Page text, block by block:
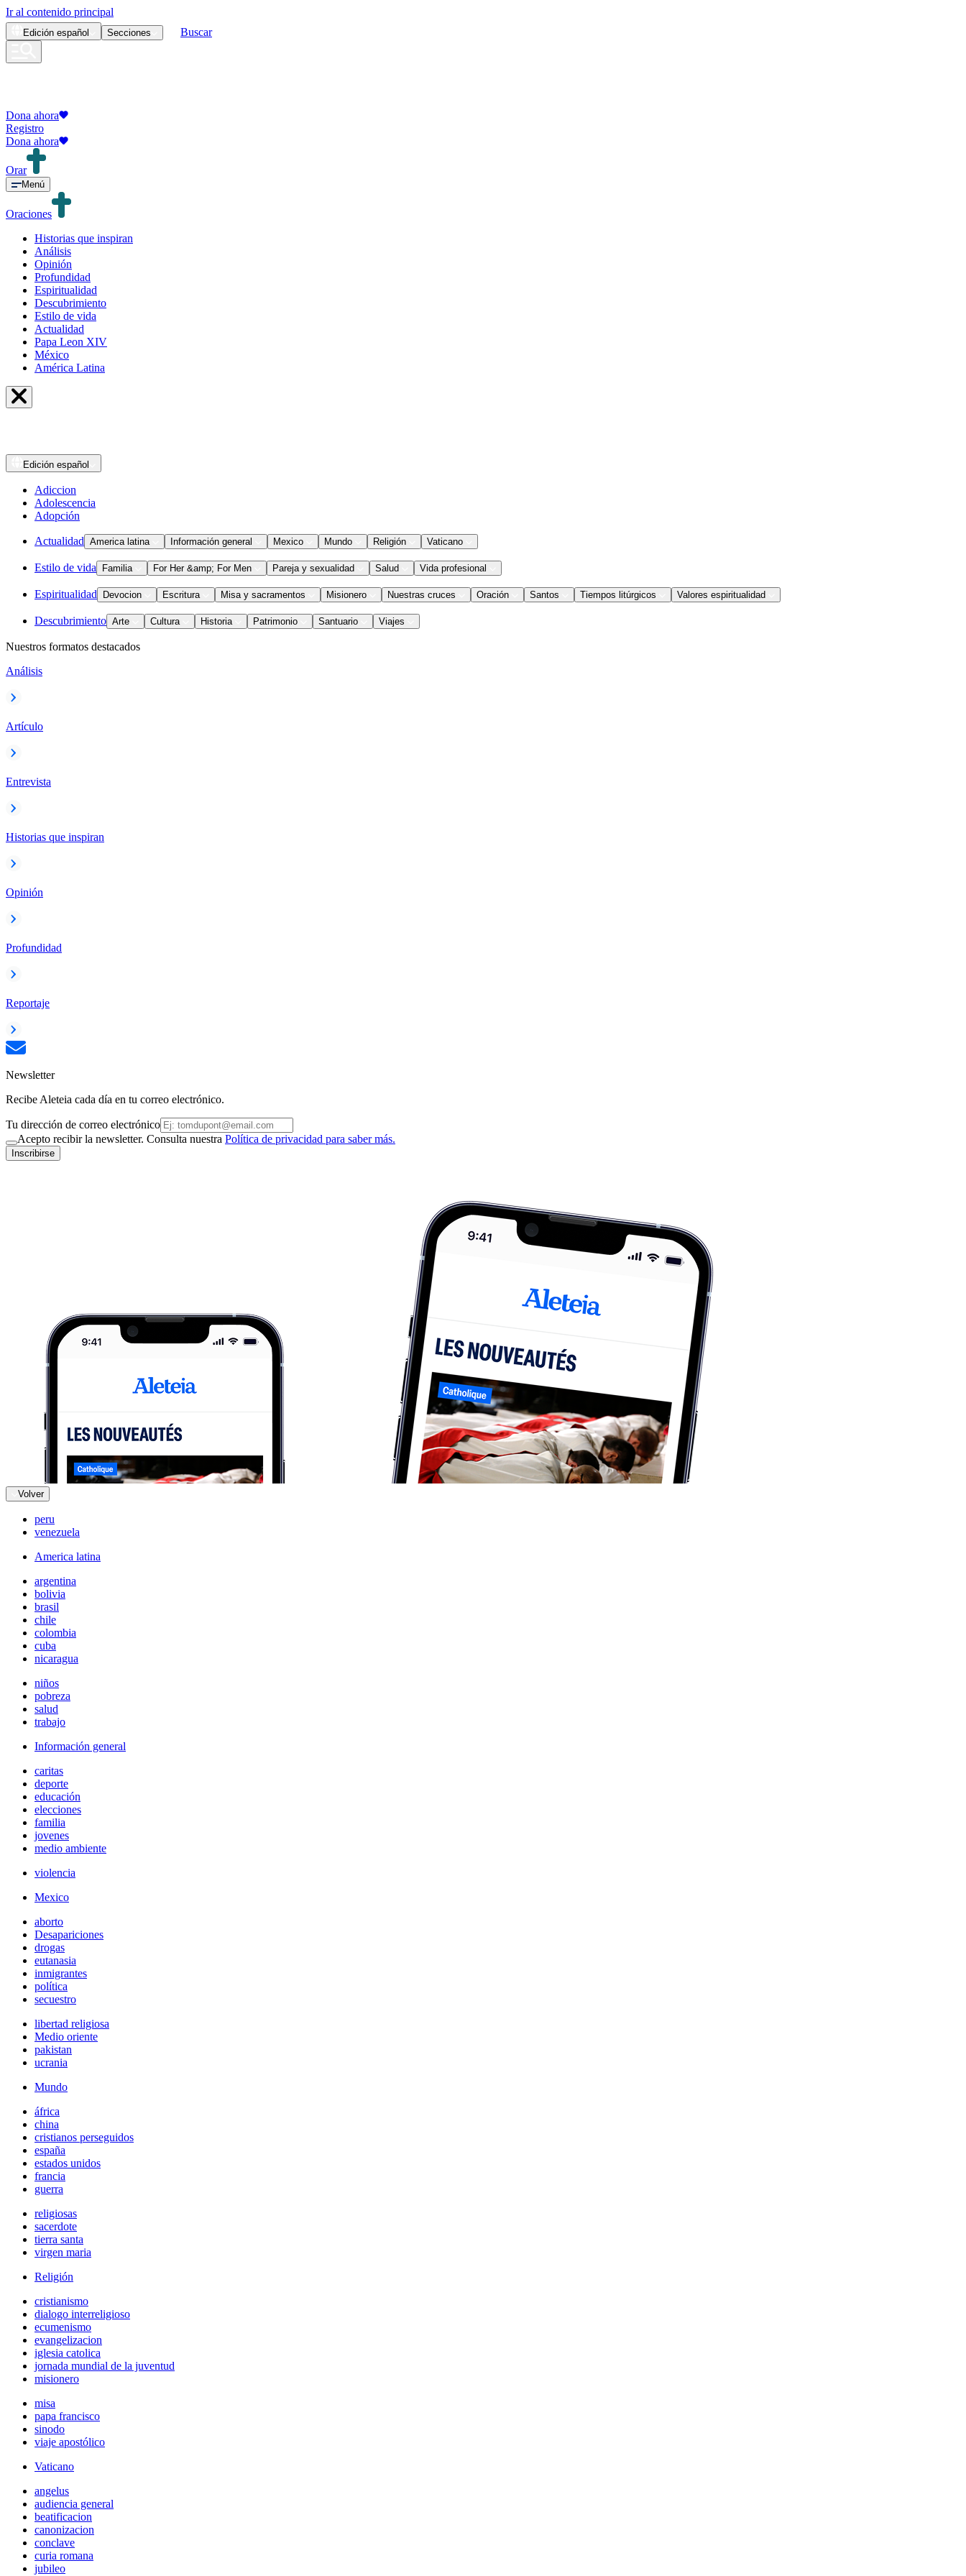
Ir al contenido principal
Edición español Secciones Buscar
Dona ahora
Registro
Dona ahora
Orar
Menú
Oraciones
Historias que inspiran
Análisis
Opinión
Profundidad
Espiritualidad
Descubrimiento
Estilo de vida
Actualidad
Papa Leon XIV
México
América Latina
Edición español
Adiccion
Adolescencia
Adopción
Actualidad America latina Información general Mexico Mundo Religión Vaticano
Estilo de vida Familia For Her &amp; For Men Pareja y sexualidad Salud Vida profesional
Espiritualidad Devocion Escritura Misa y sacramentos Misionero Nuestras cruces Oración Santos Tiempos litúrgicos Valores espiritualidad
Descubrimiento Arte Cultura Historia Patrimonio Santuario Viajes
Nuestros formatos destacados
Análisis
Artículo
Entrevista
Historias que inspiran
Opinión
Profundidad
Reportaje
Newsletter
Recibe Aleteia cada día en tu correo electrónico.
Tu dirección de correo electrónico
Acepto recibir la newsletter. Consulta nuestra Política de privacidad para saber más.
Inscribirse
Volver
peru
venezuela
America latina
argentina
bolivia
brasil
chile
colombia
cuba
nicaragua
niños
pobreza
salud
trabajo
Información general
caritas
deporte
educación
elecciones
familia
jovenes
medio ambiente
violencia
Mexico
aborto
Desapariciones
drogas
eutanasia
inmigrantes
política
secuestro
libertad religiosa
Medio oriente
pakistan
ucrania
Mundo
áfrica
china
cristianos perseguidos
españa
estados unidos
francia
guerra
religiosas
sacerdote
tierra santa
virgen maria
Religión
cristianismo
dialogo interreligioso
ecumenismo
evangelizacion
iglesia catolica
jornada mundial de la juventud
misionero
misa
papa francisco
sinodo
viaje apostólico
Vaticano
angelus
audiencia general
beatificacion
canonizacion
conclave
curia romana
jubileo